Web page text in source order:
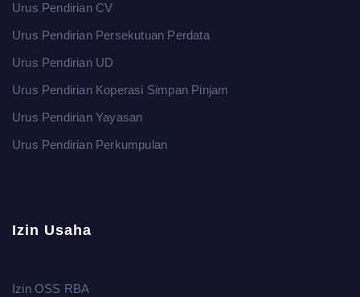
Urus Pendirian CV
Urus Pendirian Persekutuan Perdata
Urus Pendirian UD
Urus Pendirian Koperasi Simpan Pinjam
Urus Pendirian Yayasan
Urus Pendirian Perkumpulan
Izin Usaha
Izin OSS RBA